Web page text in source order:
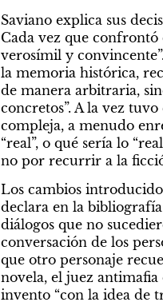
Saviano explica sus
Cada vez que confrontó
verosímil y
la memoria histórica,
de manera arbitraria,
concretos”. A la vez
compleja, a menudo
“real”, o qué sería lo
no por recurrir a la
Los cambios
declara en la
diálogos que no
conversación de los
que otro personaje
novela, el juez
invento “con la idea de